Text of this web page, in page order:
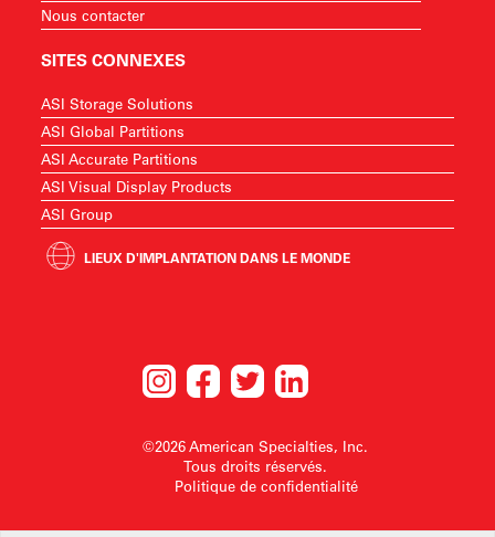
Nous contacter
SITES CONNEXES
ASI Storage Solutions
ASI Global Partitions
ASI Accurate Partitions
ASI Visual Display Products
ASI Group
LIEUX D'IMPLANTATION DANS LE MONDE
©2026 American Specialties, Inc.
Tous droits réservés.
Politique de confidentialité